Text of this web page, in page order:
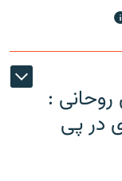
:
در پی